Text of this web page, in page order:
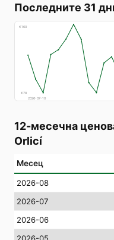
Последните 31
€160
€78
2026-07-10
12-месечна
Orlicí
Месец
2026-08
2026-07
2026-06
2026-05